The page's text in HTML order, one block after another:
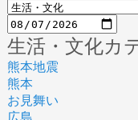
生活・文化カ
熊本地震
熊本
お見舞い